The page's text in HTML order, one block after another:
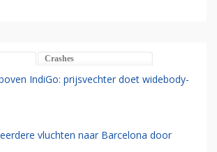
Crashes
IndiGo: prijsvechter doet widebody-
vluchten naar Barcelona door